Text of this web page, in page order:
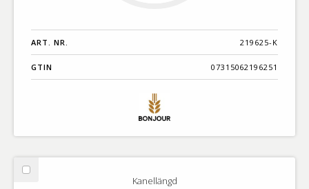
ART. NR. 219625-K
GTIN 07315062196251
Välj
Kanellängd